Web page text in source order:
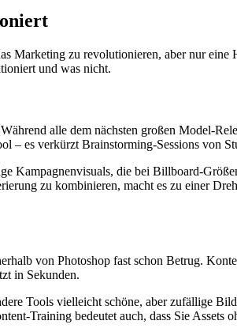
Marketing zu revolutionieren, aber nur
und was nicht.
alle dem nächsten großen Model-
– es verkürzt Brainstorming-Sessions von
die bei Billboard-
zu kombinieren, macht es zu einer
von Photoshop fast schon Betrug.
in Sekunden.
Tools vielleicht schöne, aber zufällige
Training bedeutet auch, dass Sie Assets